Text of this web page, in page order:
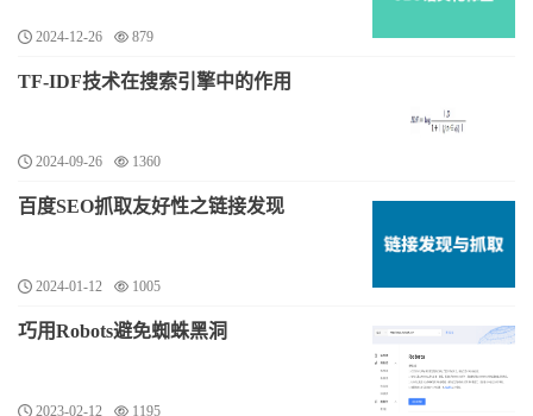
2024-12-26 879
TF-IDF技术在搜索引擎中的作用
2024-09-26 1360
百度SEO抓取友好性之链接发现
2024-01-12 1005
巧用Robots避免蜘蛛黑洞
2023-02-12 1195